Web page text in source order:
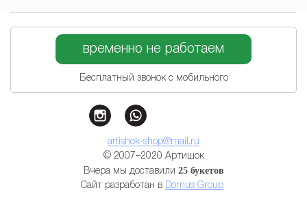
временно не работаем
Бесплатный звонок с мобильного
artishok-shop@mail.ru
© 2007–2020 Артишок
Вчера мы доставили 25 букетов
Сайт разработан в Domus Group